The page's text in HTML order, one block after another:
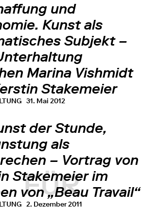
FÜR
und
Kunst als
Subjekt –
Marina Vishmidt
Stakemeier
31. Mai 2012
der Stunde,
als
– Vortrag von
Stakemeier im
von „Beau Travail“
2. Dezember 2011